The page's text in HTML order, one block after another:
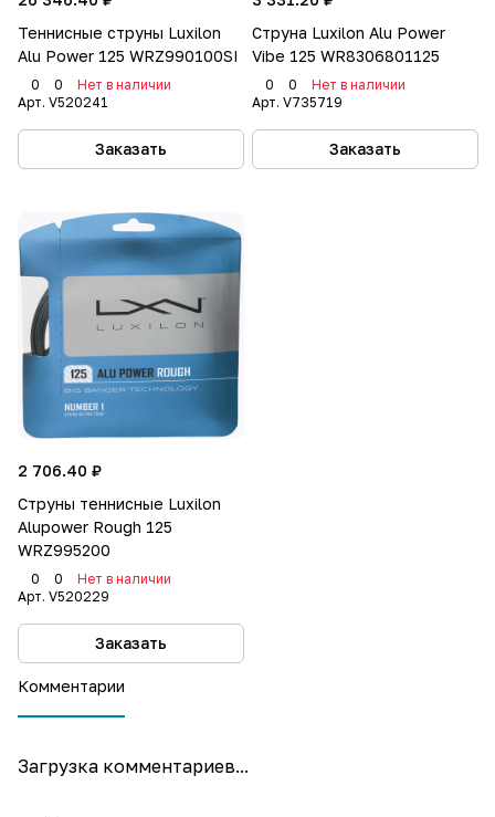
Теннисные струны Luxilon
Alu Power 125 WRZ990100SI
0 0
Нет в наличии
Арт. V520241
Заказать
Струна Luxilon Alu Power
Vibe 125 WR8306801125
0 0
Нет в наличии
Арт. V735719
Заказать
2 706.40 ₽
Струны теннисные Luxilon
Alupower Rough 125
WRZ995200
0 0
Нет в наличии
Арт. V520229
Заказать
Комментарии
Загрузка комментариев...